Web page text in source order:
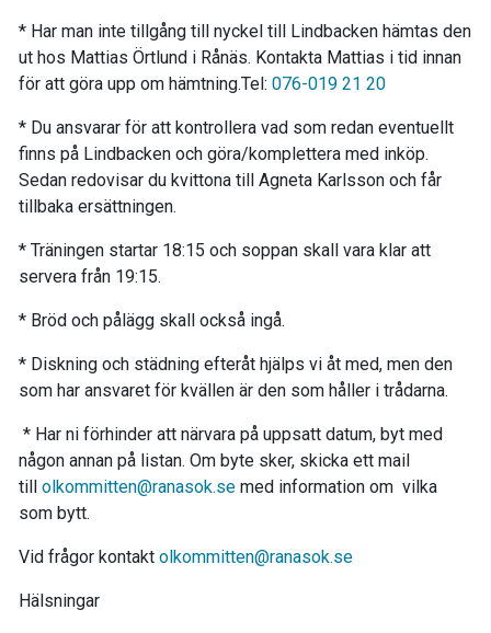
* Har man inte tillgång till nyckel till Lindbacken hämtas den
ut hos Mattias Örtlund i Rånäs. Kontakta Mattias i tid innan
för att göra upp om hämtning.Tel: 076-019 21 20
* Du ansvarar för att kontrollera vad som redan eventuellt
finns på Lindbacken och göra/komplettera med inköp.
Sedan redovisar du kvittona till Agneta Karlsson och får
tillbaka ersättningen.
* Träningen startar 18:15 och soppan skall vara klar att
servera från 19:15.
* Bröd och pålägg skall också ingå.
* Diskning och städning efteråt hjälps vi åt med, men den
som har ansvaret för kvällen är den som håller i trådarna.
* Har ni förhinder att närvara på uppsatt datum, byt med
någon annan på listan. Om byte sker, skicka ett mail
till olkommitten@ranasok.se med information om vilka
som bytt.
Vid frågor kontakt olkommitten@ranasok.se
Hälsningar